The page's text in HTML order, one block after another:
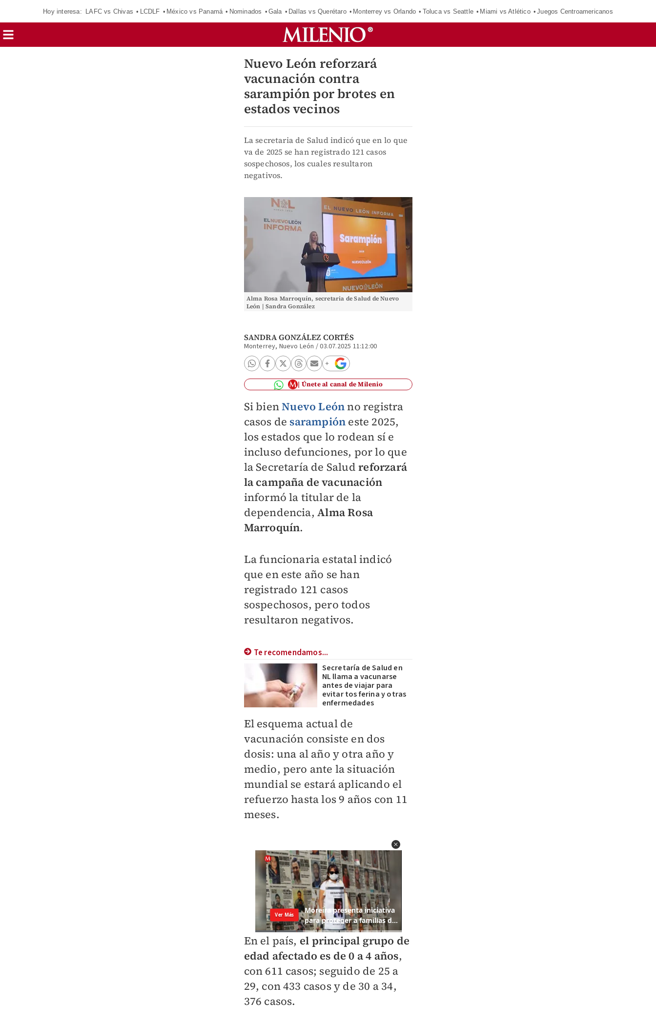
Hoy interesa: LAFC vs Chivas LCDLF México vs Panamá Nominados Gala Dallas vs Querétaro Monterrey vs Orlando Toluca vs Seattle Miami vs Atlético Juegos Centroamericanos
Nuevo León reforzará
vacunación contra
sarampión por brotes en
estados vecinos
La secretaria de Salud indicó que en lo que
va de 2025 se han registrado 121 casos
sospechosos, los cuales resultaron
negativos.
Alma Rosa Marroquín, secretaria de Salud de Nuevo
León | Sandra González
SANDRA GONZÁLEZ CORTÉS
Monterrey, Nuevo León /03.07.2025 11:12:00
Únete al canal de Milenio
Si bienNuevo Leónno registra
casos de sarampión este 2025,
los estados que lo rodean sí e
incluso defunciones, por lo que
la Secretaría de Saludreforzará
la campaña de vacunación
informó la titular de la
dependencia,Alma Rosa
Marroquín.
La funcionaria estatal indicó
que en este año se han
registrado 121 casos
sospechosos, pero todos
resultaron negativos.
Te recomendamos...
Secretaría de Salud en
NL llama a vacunarse
antes de viajar para
evitar tos ferina y otras
enfermedades
El esquema actual de
vacunación consiste en dos
dosis: una al año y otra año y
medio, pero ante la situación
mundial se estará aplicando el
refuerzo hasta los 9 años con 11
meses.
En el país, el principal grupo de
edad afectado es de 0 a 4 años,
con 611 casos; seguido de 25 a
29, con 433 casos y de 30 a 34,
376 casos.